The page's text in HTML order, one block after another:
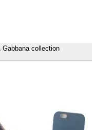
Gabbana collection